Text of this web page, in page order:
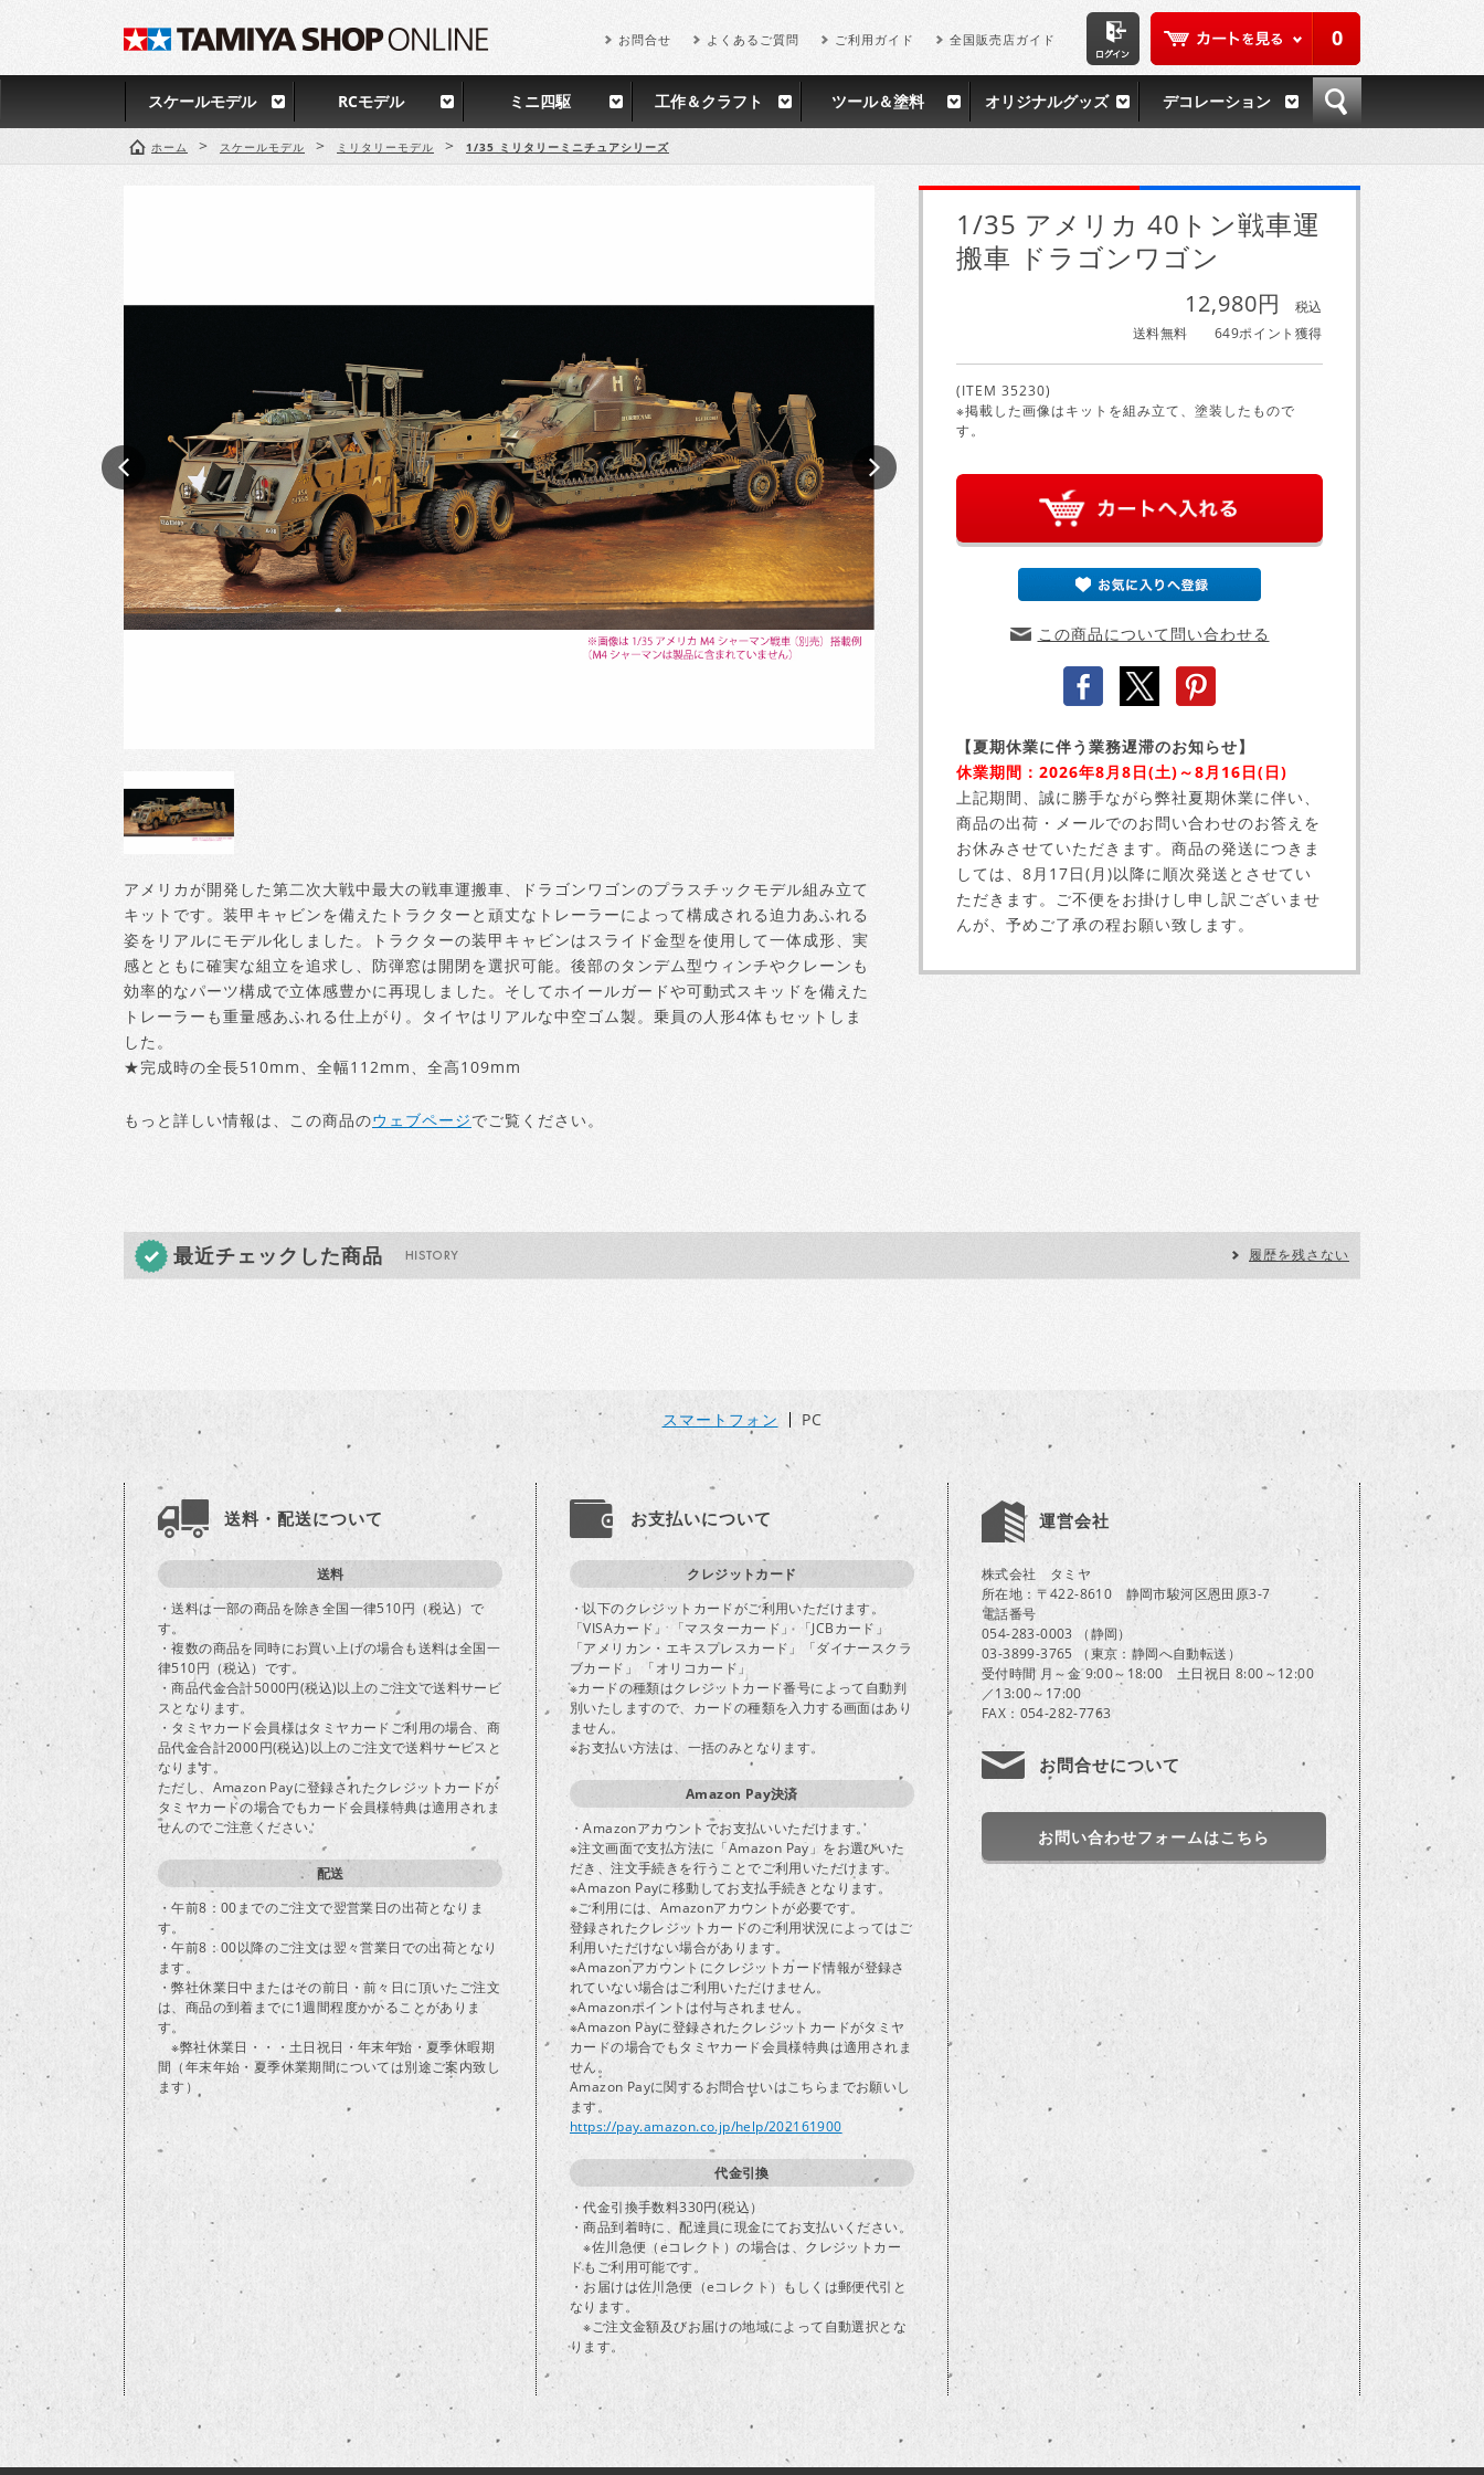
0
お問合せ よくあるご質問 ご利用ガイド 全国販売店ガイド
スケールモデル RCモデル ミニ四駆 工作＆クラフト ツール＆塗料 オリジナルグッズ デコレーション
ホーム > スケールモデル > ミリタリーモデル > 1/35 ミリタリーミニチュアシリーズ
アメリカが開発した第二次大戦中最大の戦車運搬車、ドラゴンワゴンのプラスチックモデル組み立て
キットです。装甲キャビンを備えたトラクターと頑丈なトレーラーによって構成される迫力あふれる
姿をリアルにモデル化しました。トラクターの装甲キャビンはスライド金型を使用して一体成形、実
感とともに確実な組立を追求し、防弾窓は開閉を選択可能。後部のタンデム型ウィンチやクレーンも
効率的なパーツ構成で立体感豊かに再現しました。そしてホイールガードや可動式スキッドを備えた
トレーラーも重量感あふれる仕上がり。タイヤはリアルな中空ゴム製。乗員の人形4体もセットしま
した。
★完成時の全長510mm、全幅112mm、全高109mm
もっと詳しい情報は、この商品のウェブページでご覧ください。
1/35 アメリカ 40トン戦車運
搬車 ドラゴンワゴン
12,980円
税込
送料無料
649ポイント獲得
(ITEM 35230)
※掲載した画像はキットを組み立て、塗装したもので
す。
この商品について問い合わせる
【夏期休業に伴う業務遅滞のお知らせ】
休業期間：2026年8月8日(土)～8月16日(日)
上記期間、誠に勝手ながら弊社夏期休業に伴い、
商品の出荷・メールでのお問い合わせのお答えを
お休みさせていただきます。商品の発送につきま
しては、8月17日(月)以降に順次発送とさせてい
ただきます。ご不便をお掛けし申し訳ございませ
んが、予めご了承の程お願い致します。
最近チェックした商品 履歴を残さない
スマートフォン PC
送料・配送について
送料
・送料は一部の商品を除き全国一律510円（税込）で
す。
・複数の商品を同時にお買い上げの場合も送料は全国一
律510円（税込）です。
・商品代金合計5000円(税込)以上のご注文で送料サービ
スとなります。
・タミヤカード会員様はタミヤカードご利用の場合、商
品代金合計2000円(税込)以上のご注文で送料サービスと
なります。
ただし、Amazon Payに登録されたクレジットカードが
タミヤカードの場合でもカード会員様特典は適用されま
せんのでご注意ください。
配送
・午前8：00までのご注文で翌営業日の出荷となりま
す。
・午前8：00以降のご注文は翌々営業日での出荷となり
ます。
・弊社休業日中またはその前日・前々日に頂いたご注文
は、商品の到着までに1週間程度かかることがありま
す。
※弊社休業日・・・土日祝日・年末年始・夏季休暇期
間（年末年始・夏季休業期間については別途ご案内致し
ます）
お支払いについて
クレジットカード
・以下のクレジットカードがご利用いただけます。
「VISAカード」 「マスターカード」 「JCBカード」
「アメリカン・エキスプレスカード」「ダイナースクラ
ブカード」 「オリコカード」
※カードの種類はクレジットカード番号によって自動判
別いたしますので、カードの種類を入力する画面はあり
ません。
※お支払い方法は、一括のみとなります。
Amazon Pay決済
・Amazonアカウントでお支払いいただけます。
※注文画面で支払方法に「Amazon Pay」をお選びいた
だき、注文手続きを行うことでご利用いただけます。
※Amazon Payに移動してお支払手続きとなります。
※ご利用には、Amazonアカウントが必要です。
登録されたクレジットカードのご利用状況によってはご
利用いただけない場合があります。
※Amazonアカウントにクレジットカード情報が登録さ
れていない場合はご利用いただけません。
※Amazonポイントは付与されません。
※Amazon Payに登録されたクレジットカードがタミヤ
カードの場合でもタミヤカード会員様特典は適用されま
せん。
Amazon Payに関するお問合せいはこちらまでお願いし
ます。
https://pay.amazon.co.jp/help/202161900
代金引換
・代金引換手数料330円(税込）
・商品到着時に、配達員に現金にてお支払いください。
※佐川急便（eコレクト）の場合は、クレジットカー
ドもご利用可能です。
・お届けは佐川急便（eコレクト）もしくは郵便代引と
なります。
※ご注文金額及びお届けの地域によって自動選択とな
ります。
運営会社
株式会社 タミヤ
所在地：〒422-8610 静岡市駿河区恩田原3-7
電話番号
054-283-0003 （静岡）
03-3899-3765 （東京：静岡へ自動転送）
受付時間 月～金 9:00～18:00 土日祝日 8:00～12:00
／13:00～17:00
FAX：054-282-7763
お問合せについて
お問い合わせフォームはこちら